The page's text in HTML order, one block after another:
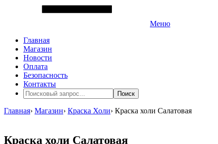
Меню
Главная
Магазин
Новости
Оплата
Безопасность
Контакты
Поиск
Главная› Магазин› Краска Холи› Краска холи Салатовая
Краска холи Салатовая